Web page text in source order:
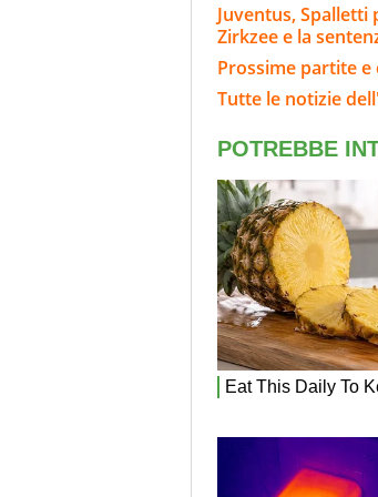
Juventus, Spalletti
Zirkzee e la
Prossime partite
Tutte le notizie